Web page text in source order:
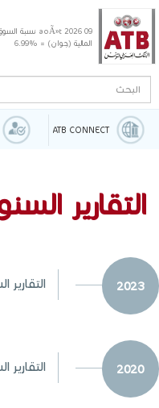
09 aoÃ»t 2026
نسبة
المالية (جوان) = %6.99
ATB CONNECT
التقارير
2023 التقارير
2020 التقارير